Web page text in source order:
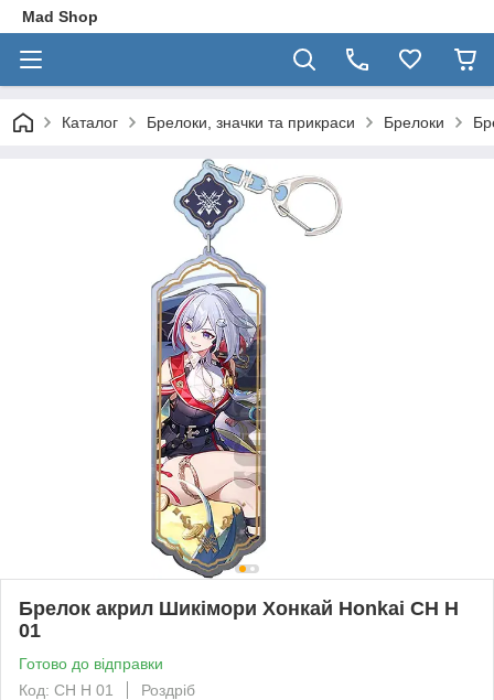
Mad Shop
Каталог Брелоки, значки та прикраси Брелоки
Брелок акрил Шикімори Хонкай Honkai CH H
01
Готово до відправки
Код: CH H 01
Роздріб